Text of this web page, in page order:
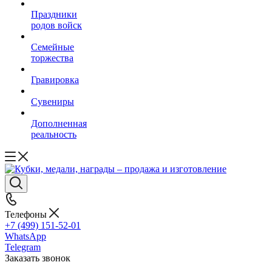
Праздники
родов войск
Семейные
торжества
Гравировка
Сувениры
Дополненная
реальность
Телефоны
+7 (499) 151-52-01
WhatsApp
Telegram
Заказать звонок